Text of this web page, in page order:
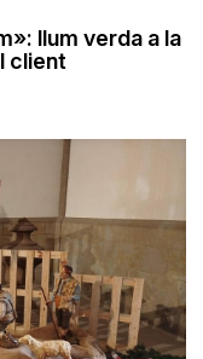
llum verda a la
client